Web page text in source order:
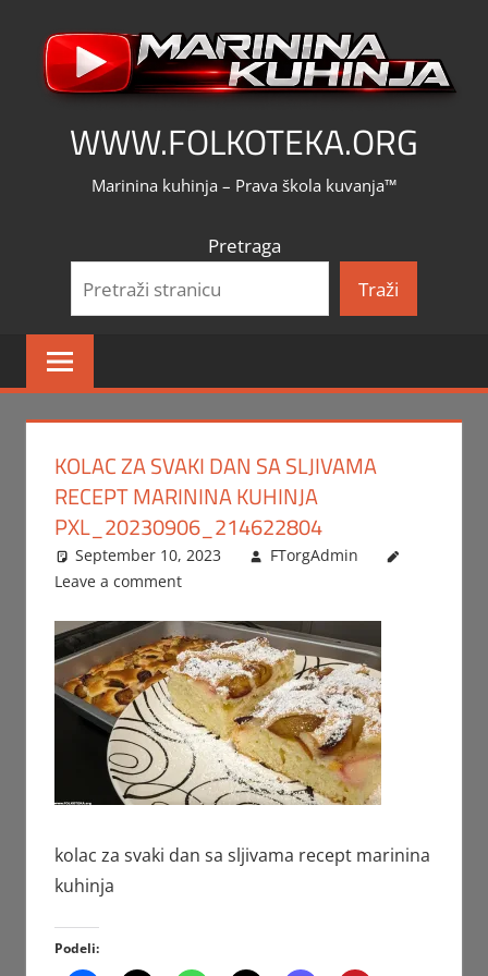
content
WWW.FOLKOTEKA.ORG
Marinina kuhinja – Prava škola kuvanja™
Pretraga
Traži
KOLAC ZA SVAKI DAN SA SLJIVAMA
RECEPT MARININA KUHINJA
PXL_20230906_214622804
September 10, 2023
FTorgAdmin
Leave a comment
kolac za svaki dan sa sljivama recept marinina
kuhinja
Podeli: